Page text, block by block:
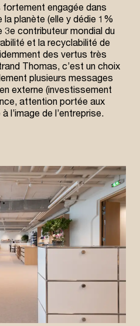
engagée dans
planète (elle y dédie 1%
3e contributeur mondial du
et la recyclabilité de
des vertus très
Thomas, c’est un choix
plusieurs messages
externe (investissement
attention portée aux
l’image de l’entreprise.